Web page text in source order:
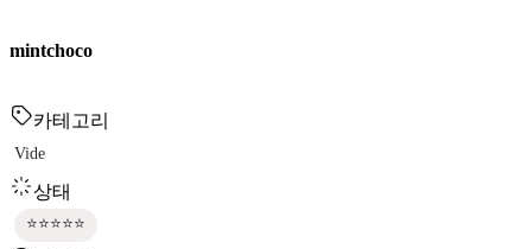
mintchoco
카테고리
Vide
상태
⭐⭐⭐⭐⭐